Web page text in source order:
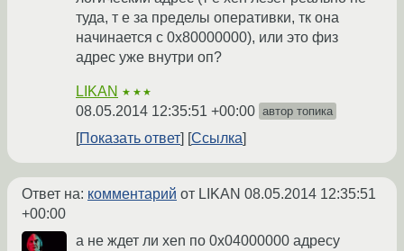
туда, т е за пределы оперативки, тк она
начинается с 0х80000000), или это физ
адрес уже внутри оп?
LIKAN ★★★
08.05.2014 12:35:51 +00:00 автор топика
Показать ответ Ссылка
Ответ на: комментарий от LIKAN 08.05.2014 12:35:51
+00:00
а не ждет ли xen по 0x04000000 адресу